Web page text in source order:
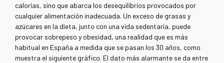
calorías, sino que abarca los desequilibrios provocados por
cualquier alimentación inadecuada. Un exceso de grasas y
azúcares en la dieta, junto con una vida sedentaria, puede
provocar sobrepeso y obesidad, una realidad que es más
habitual en España a medida que se pasan los 30 años, como
muestra el siguiente gráfico. El dato más alarmante se da entre